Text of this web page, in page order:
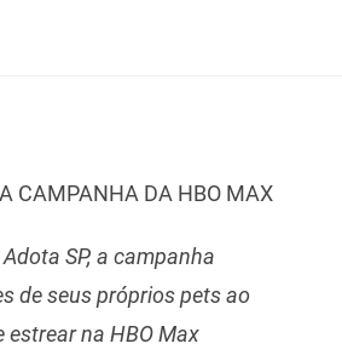
CAMPANHA DA HBO MAX
SP, a campanha
de seus próprios pets ao
na HBO Max